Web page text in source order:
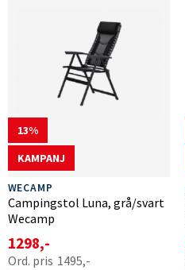
13
KAMPANJ
WECAMP
Campingstol Luna, grå/svart
Wecamp
1298,-
1495,-